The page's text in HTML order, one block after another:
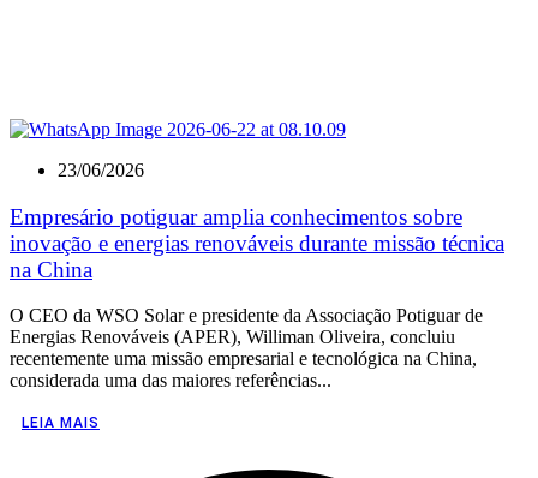
23/06/2026
Empresário potiguar amplia conhecimentos sobre
inovação e energias renováveis durante missão técnica
na China
O CEO da WSO Solar e presidente da Associação Potiguar de
Energias Renováveis (APER), Williman Oliveira, concluiu
recentemente uma missão empresarial e tecnológica na China,
considerada uma das maiores referências...
LEIA MAIS